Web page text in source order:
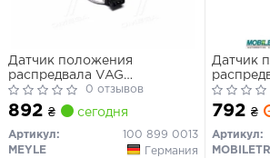
Датчик положения
распредвала VAG
GOLF/PASSAT/80/SHARAN/
91-
0 отзывов
892 ₴ сегодня
Артикул:
100 899 0013
MEYLE
Германия
Датчик
792 ₴
Артикул: